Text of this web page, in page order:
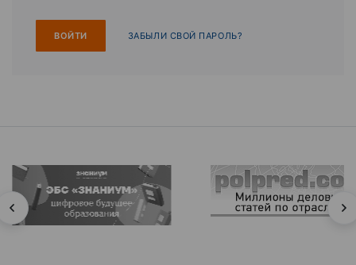
ЗАБЫЛИ СВОЙ ПАРОЛЬ?